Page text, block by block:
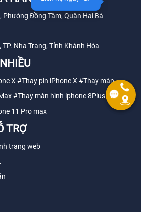
Phường Đồng Tâm, Quận Hai Bà
TP. Nha Trang, Tỉnh Khánh Hòa
X #Thay pin iPhone X #Thay màn
#Thay màn hình iphone 8Plus
11 Pro max
TRỢ
trang web